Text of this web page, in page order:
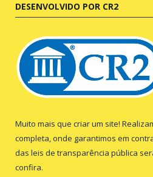
DESENVOLVIDO POR CR2
Muito mais que criar um site!
completa, onde garantimos em
das leis de transparência pública
confira.